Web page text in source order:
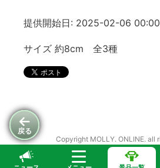
戻る
提供開始日: 2025-02-06
サイズ 約8cm 全3種
Copyright MOLLY. ONLINE. all